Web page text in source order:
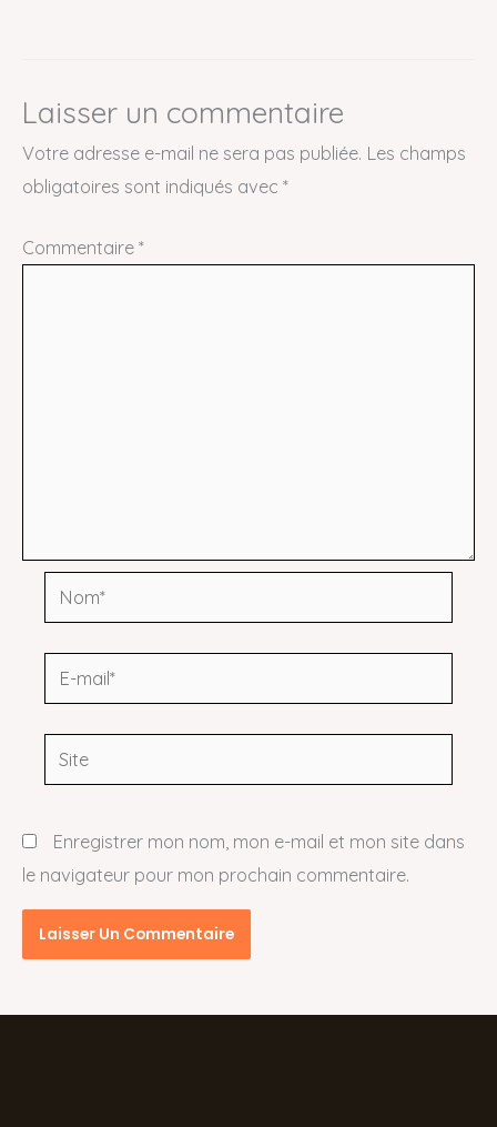
Laisser un commentaire
Votre adresse e-mail ne sera pas publiée. Les champs
obligatoires sont indiqués avec *
Commentaire *
Nom*
mail*
Site
Enregistrer mon nom, mon e-mail et mon site dans
le navigateur pour mon prochain commentaire.